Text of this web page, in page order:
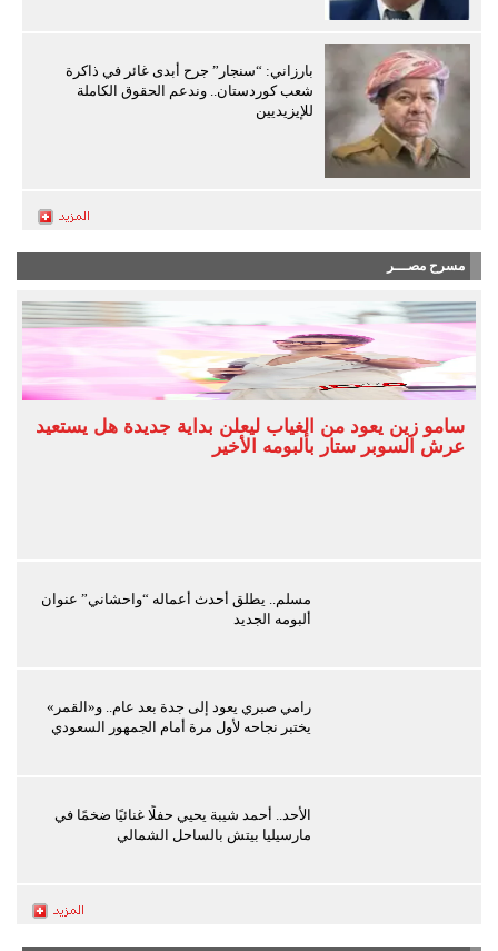
بارزاني: “سنجار” جرح أبدى غائر في ذاكرة
شعب كوردستان.. وندعم الحقوق الكاملة
للإيزيديين
مسرح مصـــر
سامو زين يعود من الغياب ليعلن بداية جديدة هل يستعيد
عرش السوبر ستار بألبومه الأخير
مسلم.. يطلق أحدث أعماله “واحشاني” عنوان
ألبومه الجديد
رامي صبري يعود إلى جدة بعد عام.. و«القمر»
يختبر نجاحه لأول مرة أمام الجمهور السعودي
الأحد.. أحمد شيبة يحيي حفلًا غنائيًا ضخمًا في
مارسيليا بيتش بالساحل الشمالي